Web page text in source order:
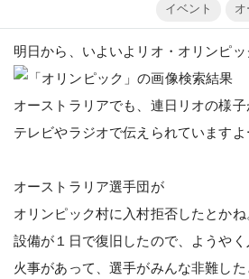
イベント
明日から、いよいよリオ・オリンピッ
オーストラリアでも、連日リオの様子
テレビやラジオで伝えられていますよ
オーストラリア選手団が
オリンピック村に入村拒否したとかね
設備が１日で復旧したので、ようやく
火事があって、選手がみんな非難した